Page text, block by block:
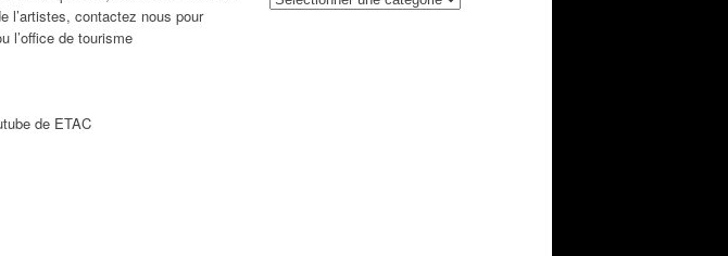
l’artistes, contactez nous pour
l’office de tourisme
de ETAC